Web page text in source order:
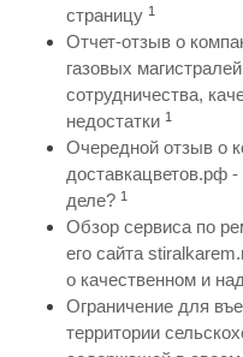
страницу 1
Отчет-отзыв о
газовых
сотрудничества,
недостатки 1
Очередной отзыв о
доставкацветов.рф
деле? 1
Обзор сервиса по
его сайта
о качественном и
Ограничение для
территории